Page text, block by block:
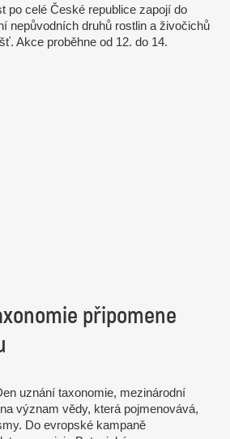
po celé České republice zapojí do
nepůvodních druhů rostlin a živočichů
Akce proběhne od 12. do 14.
připomene
uznání taxonomie, mezinárodní
význam vědy, která pojmenovává,
Do evropské kampaně